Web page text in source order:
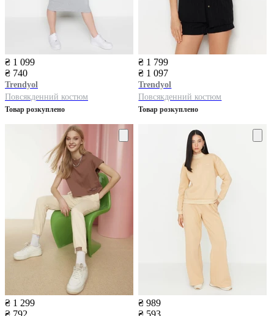
₴ 1 099
₴ 740
Trendyol
Повсякденний костюм
Товар розкуплено
₴ 1 799
₴ 1 097
Trendyol
Повсякденний костюм
Товар розкуплено
₴ 1 299
₴ 792
₴ 989
₴ 593